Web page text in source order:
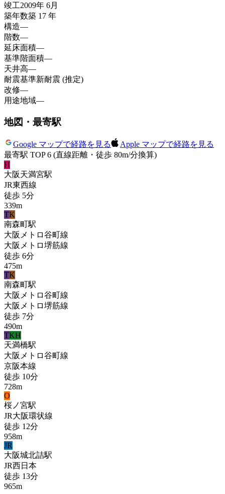
竣工2009年 6月
築年数築 17 年
構造—
階数—
延床面積—
基準階面積—
天井高—
耐震基準新耐震 (推定)
改修—
用途地域—
地図・最寄駅
Google マップで経路を見る
Apple マップで経路を見る
最寄駅 TOP 6 (直線距離・徒歩 80m/分換算)
H
大阪天満宮駅
JR東西線
徒歩 5分
339m
TK
南森町駅
大阪メトロ谷町線
大阪メトロ堺筋線
徒歩 6分
475m
TK
南森町駅
大阪メトロ谷町線
大阪メトロ堺筋線
徒歩 7分
490m
TKH
天満橋駅
大阪メトロ谷町線
京阪本線
徒歩 10分
728m
O
桜ノ宮駅
JR大阪環状線
徒歩 12分
958m
JR
大阪城北詰駅
JR西日本
徒歩 13分
965m